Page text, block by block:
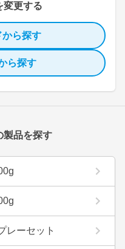
変更する
から探す
ら探す
製品を探す
レーセット